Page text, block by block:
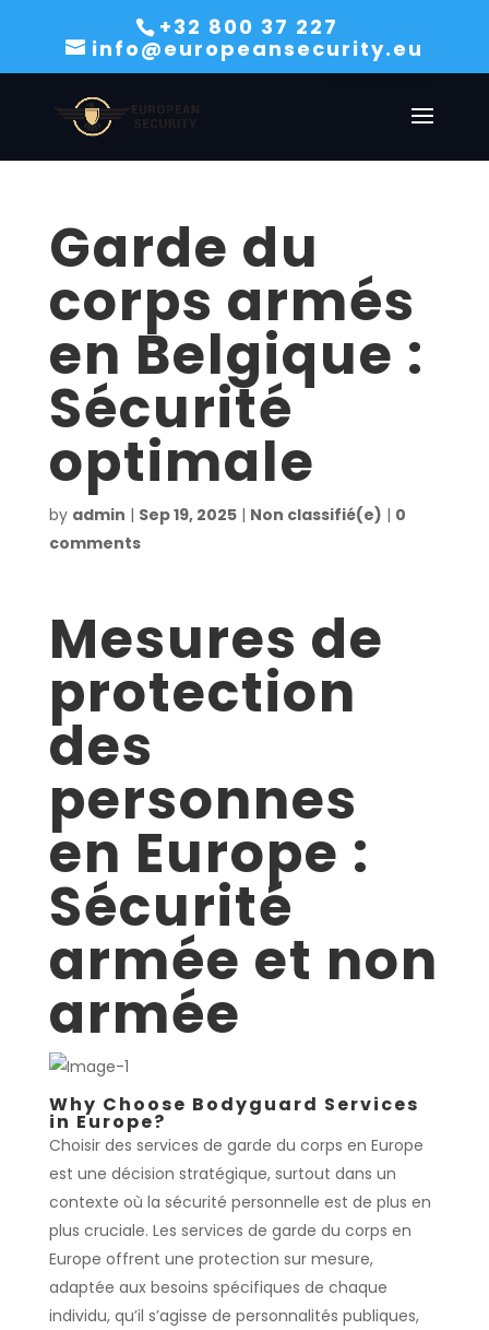
+32 800 37 227
info@europeansecurity.eu
Garde du
corps armés
en Belgique :
Sécurité
optimale
by admin | Sep 19, 2025| Non classifié(e) | 0
comments
Mesures de
protection
des
personnes
en Europe :
Sécurité
armée et non
armée
Why Choose Bodyguard Services
in Europe?
Choisir des services de garde du corps en Europe
est une décision stratégique, surtout dans un
contexte où la sécurité personnelle est de plus en
plus cruciale. Les services de garde du corps en
Europe offrent une protection sur mesure,
adaptée aux besoins spécifiques de chaque
individu, qu’il s’agisse de personnalités publiques,
English